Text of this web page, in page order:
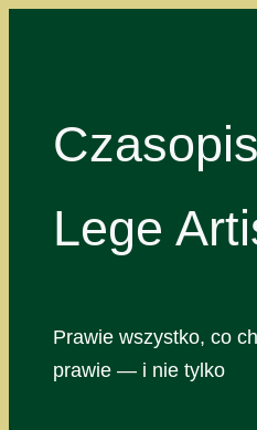
Lege
Prawie wszystko, co
prawie — i nie tylko